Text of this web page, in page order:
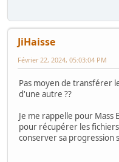
JiHaisse
Février 22, 2024, 05:03:04 PM
Pas moyen de transférer
d'une autre ??
Je me rappelle pour Mass
pour récupérer les
conserver sa progression